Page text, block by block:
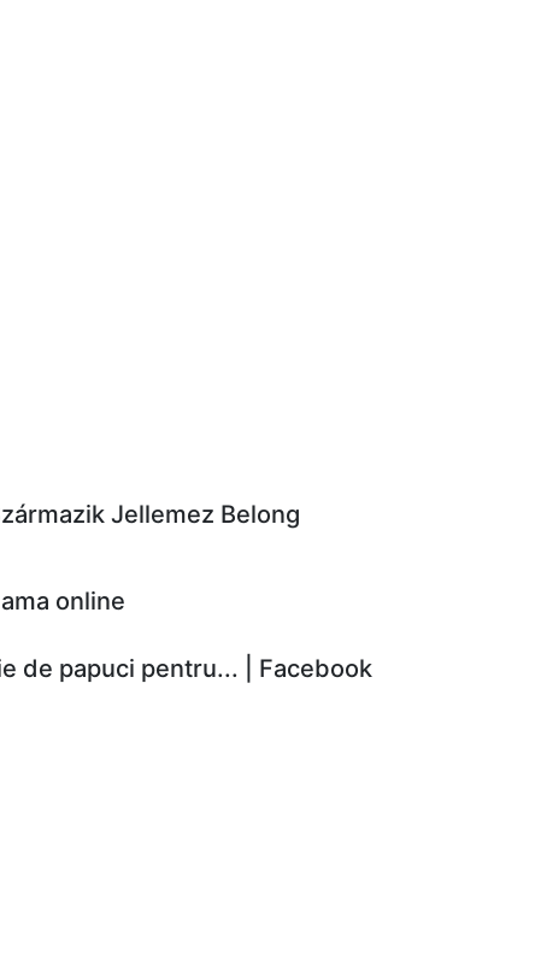
Jellemez Belong
online
de papuci pentru... | Facebook